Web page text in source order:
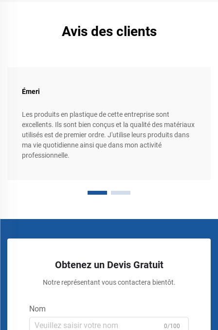
Avis des clients
Émeri
Les produits en plastique de cette entreprise sont
excellents. Ils sont bien conçus et la qualité des matériaux
utilisés est de premier ordre. J'utilise leurs produits dans
ma vie quotidienne ainsi que dans mon activité
professionnelle.
Obtenez un Devis Gratuit
Notre représentant vous contactera bientôt.
Nom
0/100